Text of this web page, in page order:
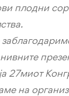
плодни
27миот
на